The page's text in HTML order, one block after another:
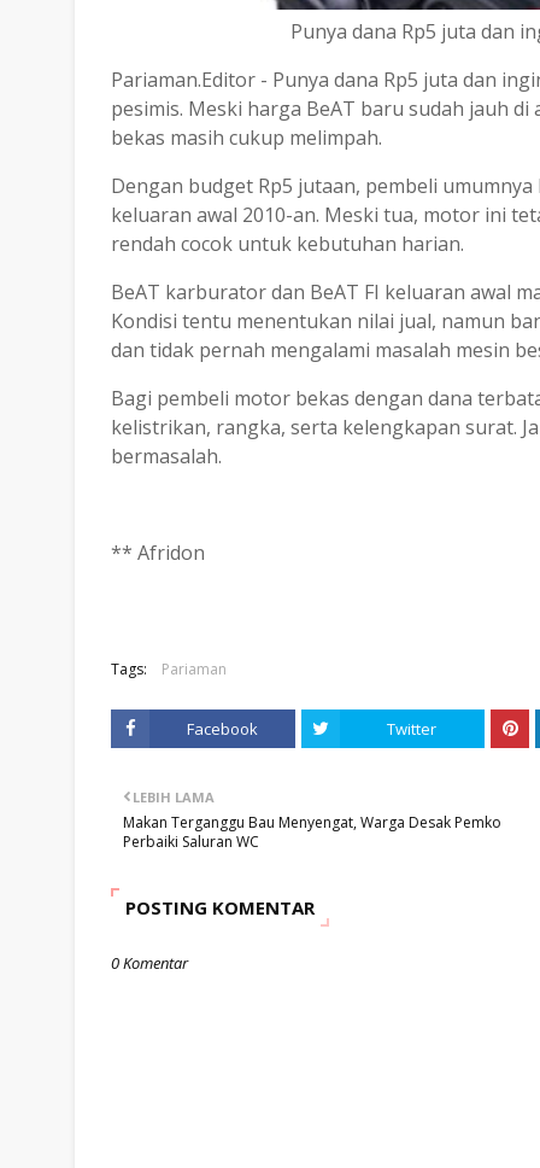
Punya dana Rp5 juta dan
Pariaman.Editor - Punya dana Rp5 juta dan
pesimis. Meski harga BeAT baru sudah jauh
bekas masih cukup melimpah.
Dengan budget Rp5 jutaan, pembeli
keluaran awal 2010-an. Meski tua, motor ini
rendah cocok untuk kebutuhan harian.
BeAT karburator dan BeAT FI keluaran awal
Kondisi tentu menentukan nilai jual, namun
dan tidak pernah mengalami masalah mesin
Bagi pembeli motor bekas dengan dana
kelistrikan, rangka, serta kelengkapan surat.
bermasalah.
** Afridon
Tags: Pariaman
Facebook Twitter
LEBIH LAMA
Makan Terganggu Bau Menyengat, Warga Desak Pemko
Perbaiki Saluran WC
POSTING KOMENTAR
0 Komentar